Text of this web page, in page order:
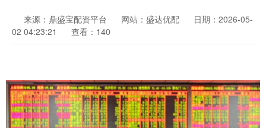
来源：鼎盛宝配资平台 网站：盛达优配
日期：2026-05-
02 04:23:21
查看：140